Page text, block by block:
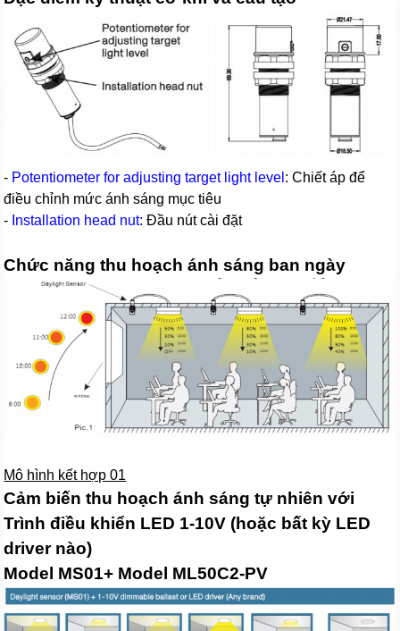
- Potentiometer for adjusting target light level : Chiết áp để
điều chỉnh mức ánh sáng mục tiêu
- Installation head nut: Đầu nút cài đặt
Chức năng thu hoạch ánh sáng ban ngày
Mô hình kết hợp 01
Cảm biến thu hoạch ánh sáng tự nhiên với
Trình điều khiển LED 1-10V (hoặc bất kỳ LED
driver nào)
Model MS01+ Model ML50C2-PV